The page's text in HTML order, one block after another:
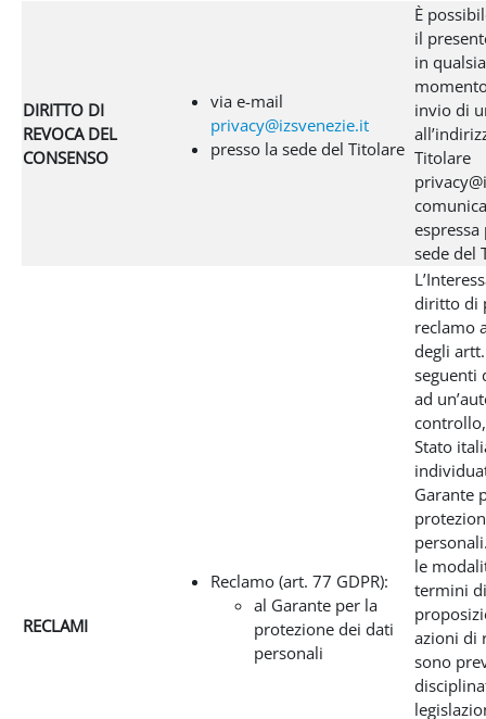
DIRITTO DI
REVOCA DEL
CONSENSO
via e-mail
privacy@izsvenezie.it
presso la sede del Titolare
È
il
in
invio di
Titolare
espressa
sede del
RECLAMI
Reclamo (art. 77 GDPR):
al Garante per la
protezione dei dati
personali
diritto di
reclamo
degli
seguenti
ad
Stato
Garante
le
termini di
azioni di
sono